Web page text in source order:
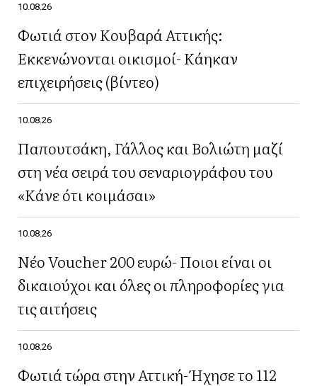
10.08.26
Φωτιά στον Κουβαρά Αττικής:
Εκκενώνονται οικισμοί- Κάηκαν
επιχειρήσεις (βίντεο)
10.08.26
Παπουτσάκη, Γάλλος και Βολιώτη μαζί
στη νέα σειρά του σεναριογράφου του
«Κάνε ότι κοιμάσαι»
10.08.26
Νέο Voucher 200 ευρώ- Ποιοι είναι οι
δικαιούχοι και όλες οι πληροφορίες για
τις αιτήσεις
10.08.26
Φωτιά τώρα στην Αττική- Ήχησε το 112